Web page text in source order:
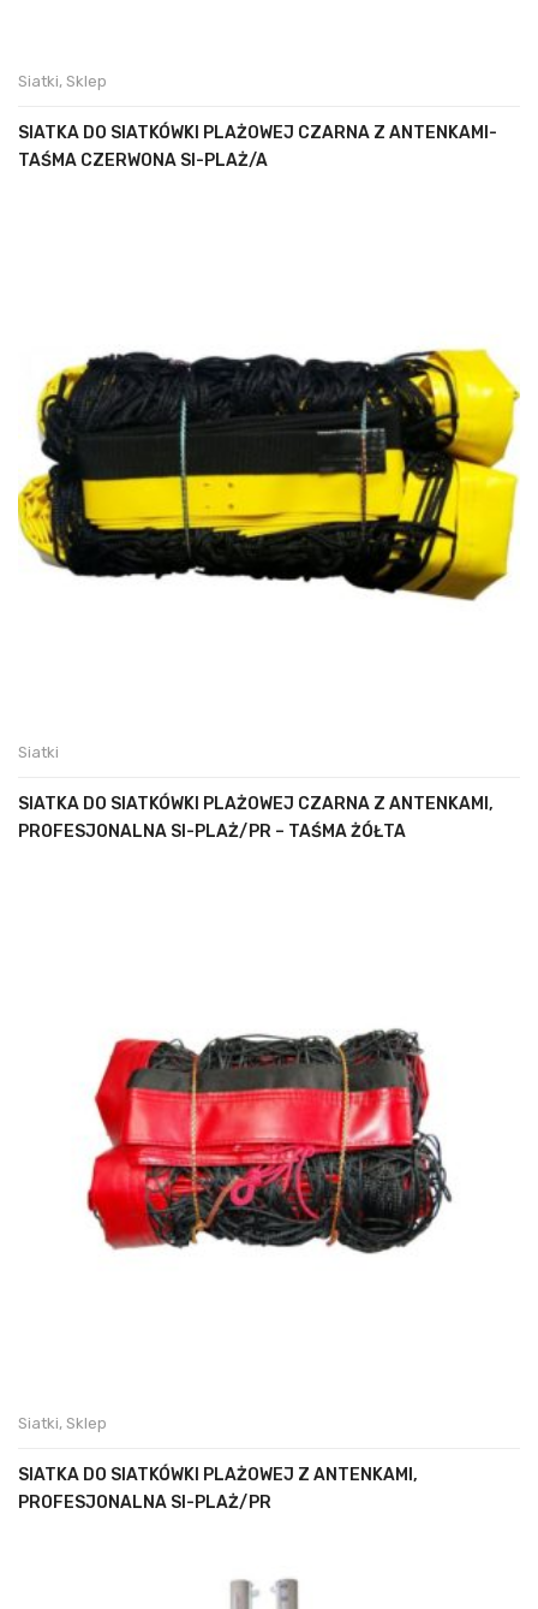
Siatki, Sklep
SIATKA DO SIATKÓWKI PLAŻOWEJ CZARNA Z ANTENKAMI-
TAŚMA CZERWONA SI-PLAŻ/A
Siatki
SIATKA DO SIATKÓWKI PLAŻOWEJ CZARNA Z ANTENKAMI,
PROFESJONALNA SI-PLAŻ/PR – TAŚMA ŻÓŁTA
Siatki, Sklep
SIATKA DO SIATKÓWKI PLAŻOWEJ Z ANTENKAMI,
PROFESJONALNA SI-PLAŻ/PR